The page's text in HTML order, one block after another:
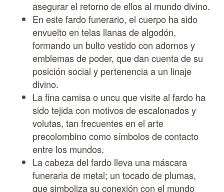
asegurar el retorno de ellos al mundo divino.
En este fardo funerario, el cuerpo ha sido
envuelto en telas llanas de algodón,
formando un bulto vestido con adornos y
emblemas de poder, que dan cuenta de su
posición social y pertenencia a un linaje
divino.
La fina camisa o uncu que visite al fardo ha
sido tejida con motivos de escalonados y
volutas, tan frecuentes en el arte
precolombino como símbolos de contacto
entre los mundos.
La cabeza del fardo lleva una máscara
funeraria de metal; un tocado de plumas,
que simboliza su conexión con el mundo